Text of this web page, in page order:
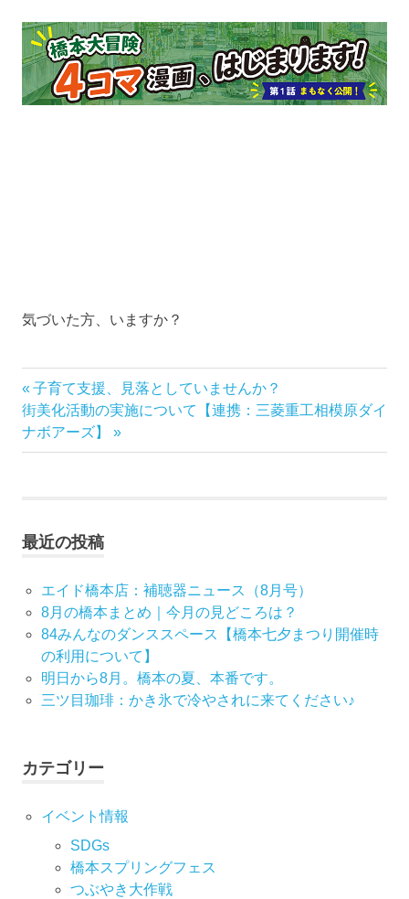
気づいた方、いますか？
投
稿
ゲ
ー
シ
ョ
ン
前
の
記
事:
子育て支援、見落としていませんか？
次
の
記
街美化活動の実施について【連携：三菱重工相模原ダイ
ナボアーズ】
最近の投稿
エイド橋本店：補聴器ニュース（8月号）
8月の橋本まとめ｜今月の見どころは？
84みんなのダンススペース【橋本七夕まつり開催時
の利用について】
明日から8月。橋本の夏、本番です。
三ツ目珈琲：かき氷で冷やされに来てください♪
カテゴリー
イベント情報
SDGs
橋本スプリングフェス
つぶやき大作戦